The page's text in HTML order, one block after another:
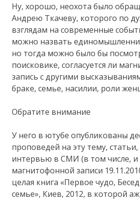
Ну, хорошо, неохота было
Андрею Ткачеву, которого по
взглядам на современные
можно назвать
но тогда можно было бы
поисковике, согласуется ли
запись с другими
браке, семье, насилии, роли
Обратите внимание
У него в ютубе опубликованы
проповедей на эту тему,
интервью в СМИ (в том числе, и
магнитофонной записи
целая книга «Первое чудо,
семье», Киев, 2012, в которой